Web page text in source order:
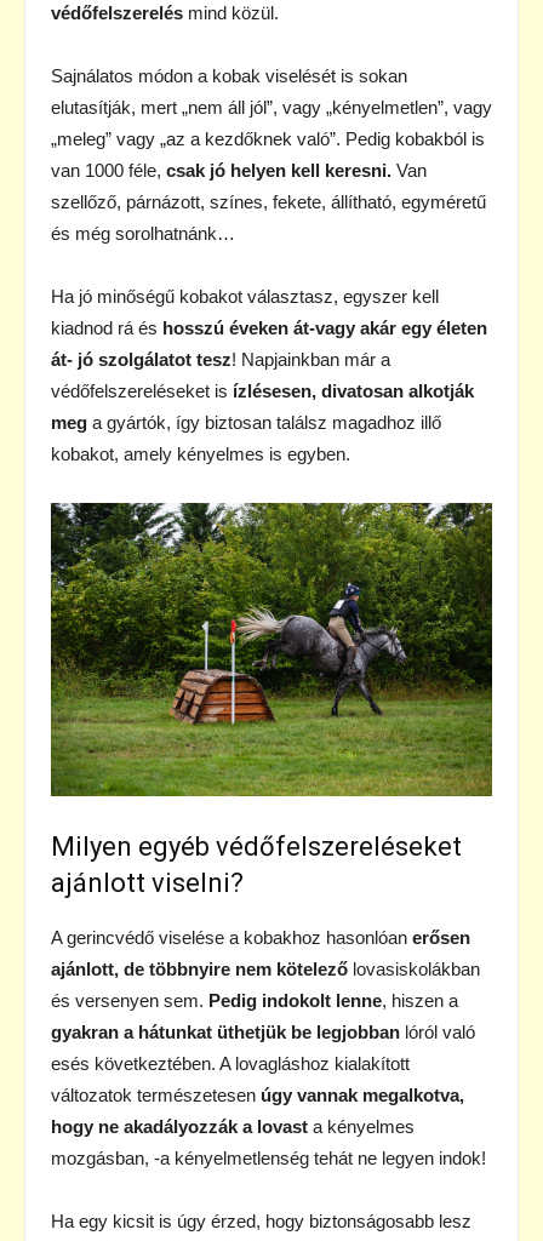
védőfelszerelés mind közül.
Sajnálatos módon a kobak viselését is sokan
elutasítják, mert „nem áll jól”, vagy „kényelmetlen”, vagy
„meleg” vagy „az a kezdőknek való”. Pedig kobakból is
van 1000 féle, csak jó helyen kell keresni. Van
szellőző, párnázott, színes, fekete, állítható, egyméretű
és még sorolhatnánk…
Ha jó minőségű kobakot választasz, egyszer kell
kiadnod rá és hosszú éveken át-vagy akár egy életen
át- jó szolgálatot tesz! Napjainkban már a
védőfelszereléseket is ízlésesen, divatosan alkotják
meg a gyártók, így biztosan találsz magadhoz illő
kobakot, amely kényelmes is egyben.
Milyen egyéb védőfelszereléseket
ajánlott viselni?
A gerincvédő viselése a kobakhoz hasonlóan erősen
ajánlott, de többnyire nem kötelező lovasiskolákban
és versenyen sem. Pedig indokolt lenne, hiszen a
gyakran a hátunkat üthetjük be legjobban lóról való
esés következtében. A lovagláshoz kialakított
változatok természetesen úgy vannak megalkotva,
hogy ne akadályozzák a lovast a kényelmes
mozgásban, -a kényelmetlenség tehát ne legyen indok!
Ha egy kicsit is úgy érzed, hogy biztonságosabb lesz